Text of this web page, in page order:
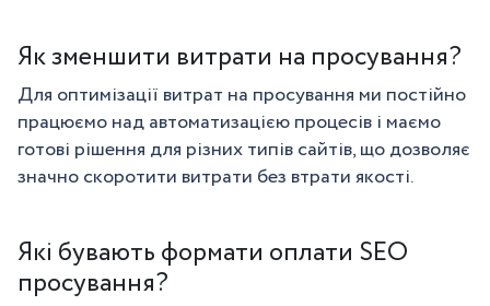
Як зменшити витрати на просування?
Для оптимізації витрат на просування ми постійно
працюємо над автоматизацією процесів і маємо
готові рішення для різних типів сайтів, що дозволяє
значно скоротити витрати без втрати якості.
Які бувають формати оплати SEO
просування?